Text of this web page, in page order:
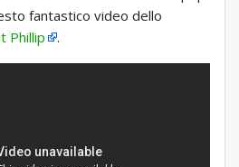
fantastico video dello
Phillip .